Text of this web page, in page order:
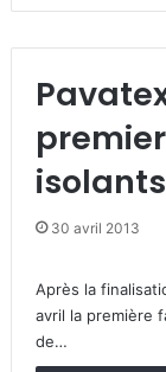
isolants
30 avril 2013
Après la
avril la première
de…